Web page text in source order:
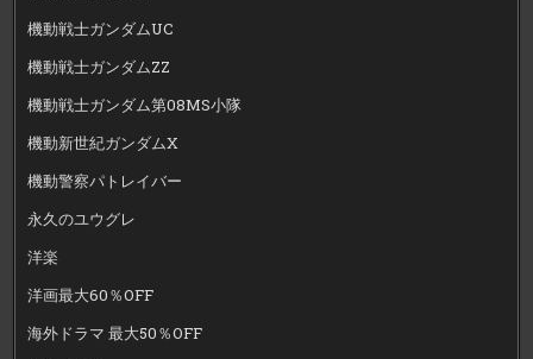
機動戦士ガンダムUC
機動戦士ガンダムZZ
機動戦士ガンダム第08MS小隊
機動新世紀ガンダムX
機動警察パトレイバー
永久のユウグレ
洋楽
洋画最大60％OFF
海外ドラマ 最大50％OFF